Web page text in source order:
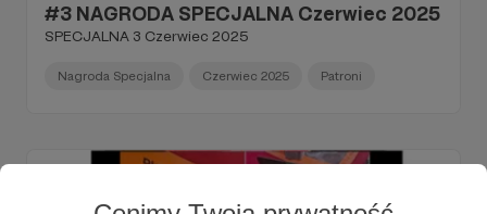
#3 NAGRODA SPECJALNA Czerwiec 2025
SPECJALNA 3 Czerwiec 2025
Nagroda Specjalna Czerwiec 2025 Patroni